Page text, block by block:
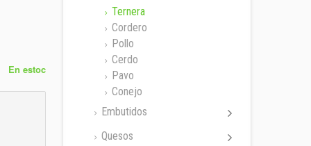
En estoc
Ternera
Cordero
Pollo
Cerdo
Pavo
Conejo
Embutidos
Quesos